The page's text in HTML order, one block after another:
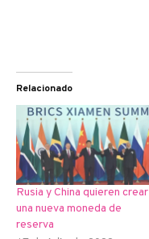
Relacionado
Rusia y China quieren crear
una nueva moneda de
reserva